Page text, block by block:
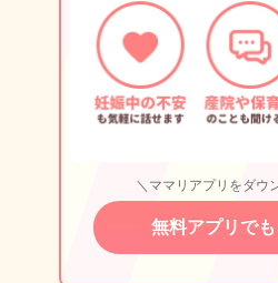
＼ママリアプリをダウ
無料アプリで